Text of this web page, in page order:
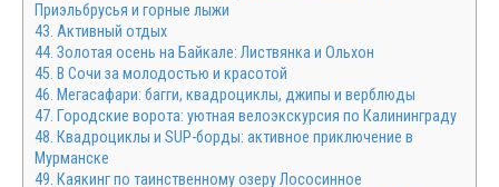
Приэльбрусья и горные лыжи
43. Активный отдых
44. Золотая осень на Байкале: Листвянка и Ольхон
45. В Сочи за молодостью и красотой
46. Мегасафари: багги, квадроциклы, джипы и верблюды
47. Городские ворота: уютная велоэкскурсия по Калининграду
48. Квадроциклы и SUP-борды: активное приключение в
Мурманске
49. Каякинг по таинственному озеру Лососинное